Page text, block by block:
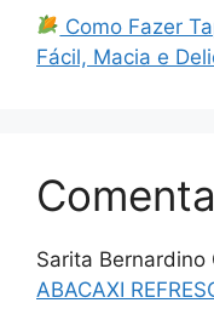
Como Fazer
Fácil, Macia e
Sarita Bernardino
ABACAXI